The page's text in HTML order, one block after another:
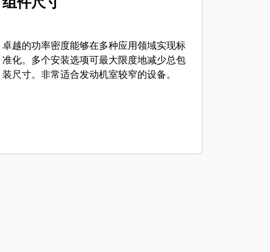
卓越的功率密度能够在多种应用领域实现标
准化。多个安装选项可最大限度地减少总包
装尺寸。非常适合发动机室较窄的设备。